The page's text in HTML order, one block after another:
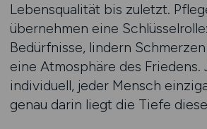
Lebensqualität bis zuletzt.
übernehmen eine
Bedürfnisse, lindern
eine Atmosphäre des Friedens.
individuell, jeder Mensch
genau darin liegt die Tiefe